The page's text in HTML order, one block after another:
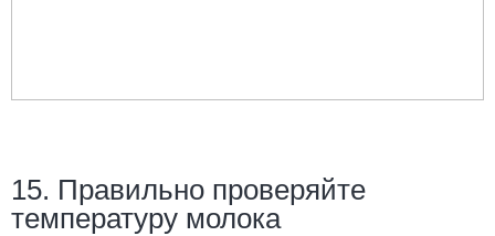
15. Правильно проверяйте
температуру молока